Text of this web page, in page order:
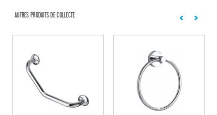
AUTRES PRODUITS DE COLLECTE